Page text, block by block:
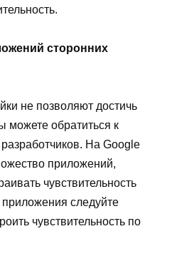
сторонних
не позволяют достичь
можете обратиться к
На Google
приложений,
чувствительность
следуйте
чувствительность по